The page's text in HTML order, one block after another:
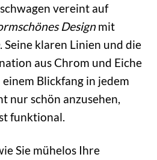
vereint auf
Designmit
. Seine klaren Linien und die
aus Chrom und Eiche
Blickfang in jedem
nur schön anzusehen,
funktional.
Sie mühelos Ihre